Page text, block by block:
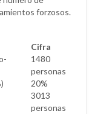
forzosos.
Cifra
1480
personas
20%
3013
personas